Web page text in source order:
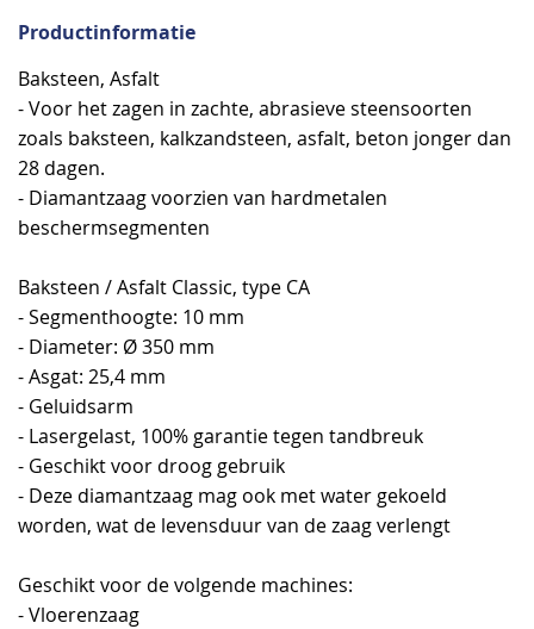
Productinformatie
Baksteen, Asfalt
- Voor het zagen in zachte, abrasieve steensoorten
zoals baksteen, kalkzandsteen, asfalt, beton jonger dan
28 dagen.
- Diamantzaag voorzien van hardmetalen
beschermsegmenten
Baksteen / Asfalt Classic, type CA
- Segmenthoogte: 10 mm
- Diameter: Ø 350 mm
- Asgat: 25,4 mm
- Geluidsarm
- Lasergelast, 100% garantie tegen tandbreuk
- Geschikt voor droog gebruik
- Deze diamantzaag mag ook met water gekoeld
worden, wat de levensduur van de zaag verlengt
Geschikt voor de volgende machines:
- Vloerenzaag